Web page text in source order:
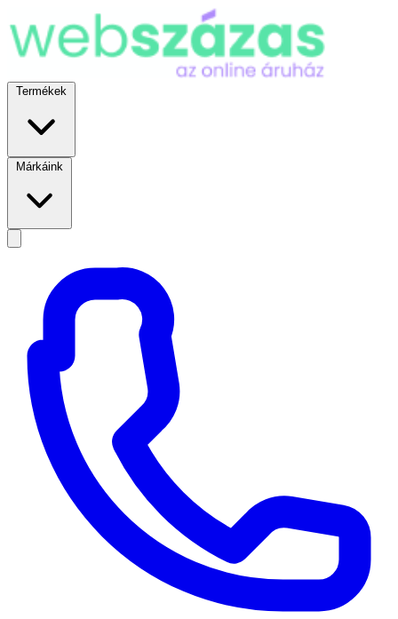
Termékek
Márkáink